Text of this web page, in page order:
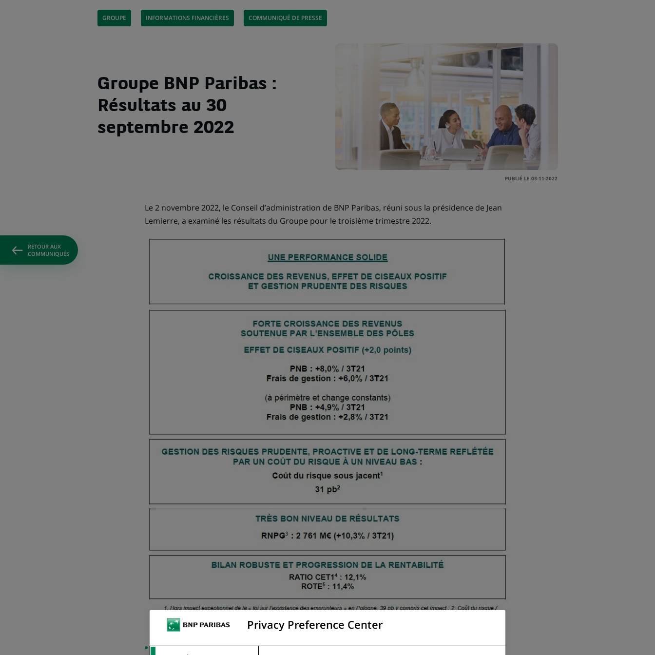
GROUPE INFORMATIONS FINANCIÈRES COMMUNIQUÉ DE PRESSE
Groupe BNP Paribas :
Résultats au 30
septembre 2022
PUBLIÉ LE 03-11-2022
RETOUR AUX
COMMUNIQUÉS
Le 2 novembre 2022, le Conseil d’administration de BNP Paribas, réuni sous la présidence de Jean
Lemierre, a examiné les résultats du Groupe pour le troisième trimestre 2022.
Lire l'intégralité du communiqué de presse « Groupe BNP Paribas : Résultats au 30 septembre
Privacy Preference Center